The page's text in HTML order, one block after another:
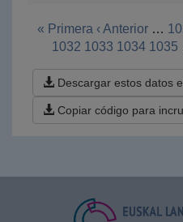
« Primera ‹ Anterior …
1032 1033 1034 1035
Descargar estos datos
Copiar código para